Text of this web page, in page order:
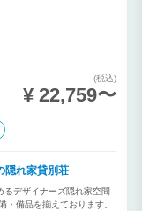
(税込)
¥ 22,759〜
隠れ家貸別荘
デザイナーズ隠れ家空間
備品を揃えております。